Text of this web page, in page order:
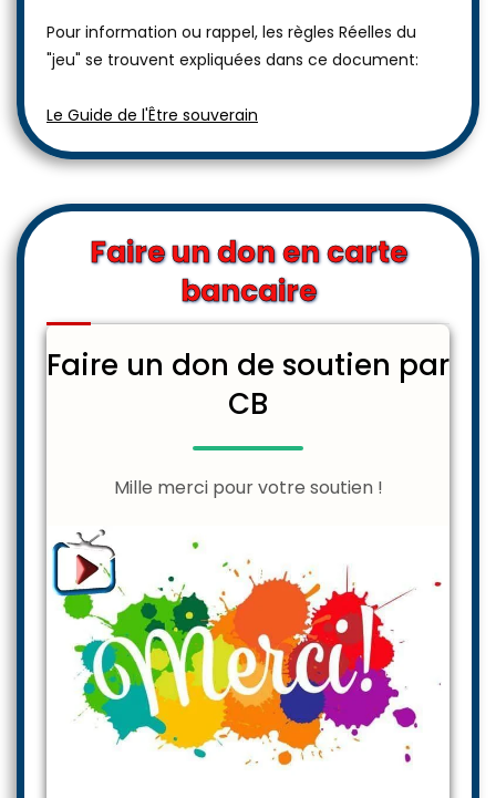
Pour information ou rappel, les règles Réelles du
"jeu" se trouvent expliquées dans ce document:
Le Guide de l'Être souverain
Faire un don en carte
bancaire
Faire un don de soutien par
CB
Mille merci pour votre soutien !